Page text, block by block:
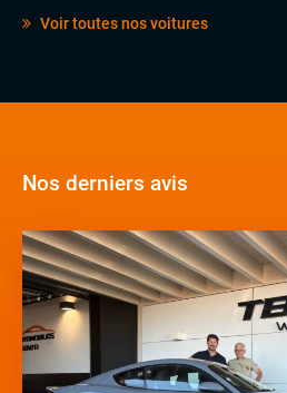
Voir toutes nos voitures
Nos derniers avis